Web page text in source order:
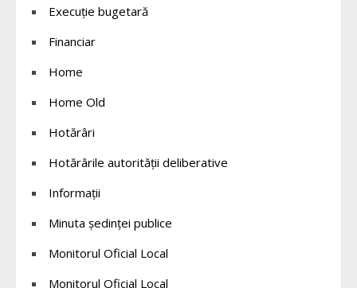
Execuție bugetară
Financiar
Home
Home Old
Hotărâri
Hotărârile autorității deliberative
Informații
Minuta ședinței publice
Monitorul Oficial Local
Monitorul Oficial Local